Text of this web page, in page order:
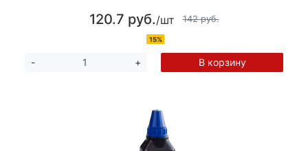
120.7 руб./шт 142 руб.
15%
- + В корзину